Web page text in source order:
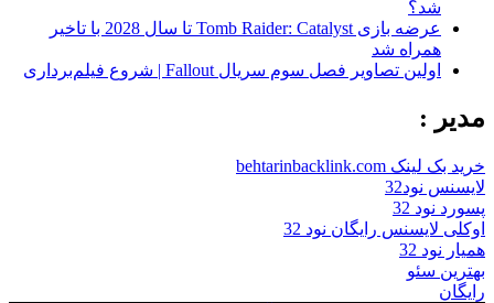
شد؟
عرضه بازی Tomb Raider: Catalyst تا سال 2028 با تاخیر
همراه شد
اولین تصاویر فصل سوم سریال Fallout | شروع فیلم‌برداری
مدیر :
خرید بک لینک behtarinbacklink.com
لایسنس نود32
پسورد نود 32
اوکلی لایسنس رایگان نود 32
همیار نود 32
بهترین سئو
رایگان